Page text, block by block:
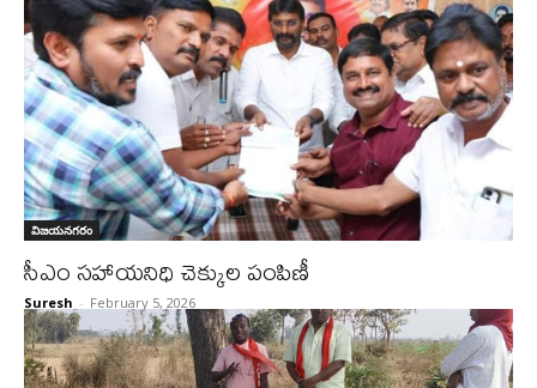
విజయనగరం
సీఎం సహాయనిధి చెక్కుల పంపిణీ
Suresh - February 5, 2026